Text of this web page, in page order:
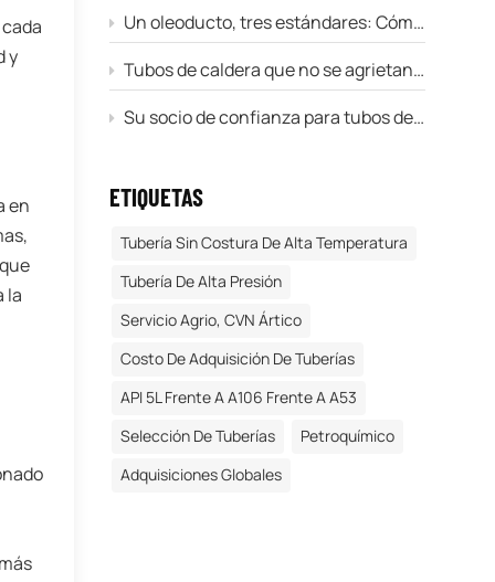
Un oleoducto, tres estándares: Cómo superar la confusión entre API 5L, A106 y A53
Tubos de caldera que no se agrietan bajo presión: Guía para A179, A192, SA213 y DIN17175
Su socio de confianza para tubos de acero sin costura de primera calidad en el sector de energía y electricidad
ETIQUETAS
Tubería Sin Costura De Alta Temperatura
Tubería De Alta Presión
Servicio Agrio, CVN Ártico
Costo De Adquisición De Tuberías
API 5L Frente A A106 Frente A A53
Selección De Tuberías
Petroquímico
Adquisiciones Globales
y
en
la